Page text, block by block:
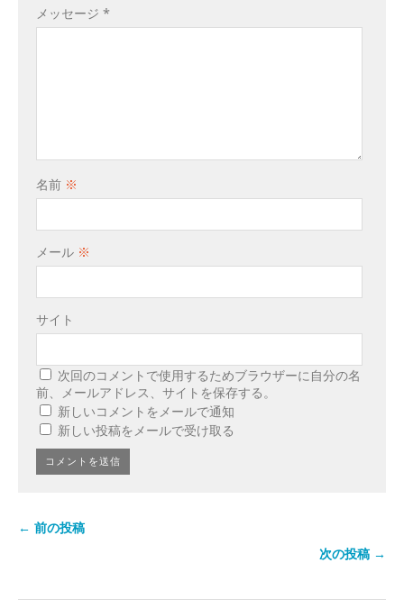
メッセージ *
名前 ※
メール ※
サイト
次回のコメントで使用するためブラウザーに自分の名
前、メールアドレス、サイトを保存する。
新しいコメントをメールで通知
新しい投稿をメールで受け取る
← 前の投稿
次の投稿 →